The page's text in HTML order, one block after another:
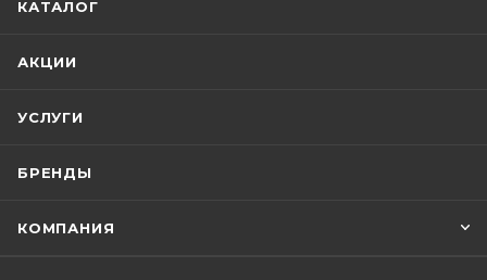
КАТАЛОГ
АКЦИИ
УСЛУГИ
БРЕНДЫ
КОМПАНИЯ